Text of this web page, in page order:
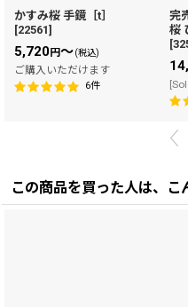
かすみ桜 手鏡［t］
[22561]
5,720円～(税込)
ご購入いただけます
6件
完
桜
[
この商品を買った人は、こ